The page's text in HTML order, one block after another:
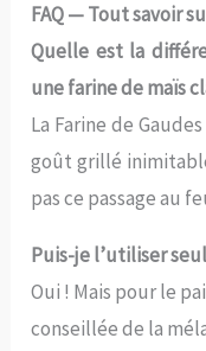
FAQ — Tout savoir
Quelle est la
une farine de maïs
La Farine de
goût grillé
pas ce passage au
Puis-je l’utiliser
Oui ! Mais pour le
conseillée de la